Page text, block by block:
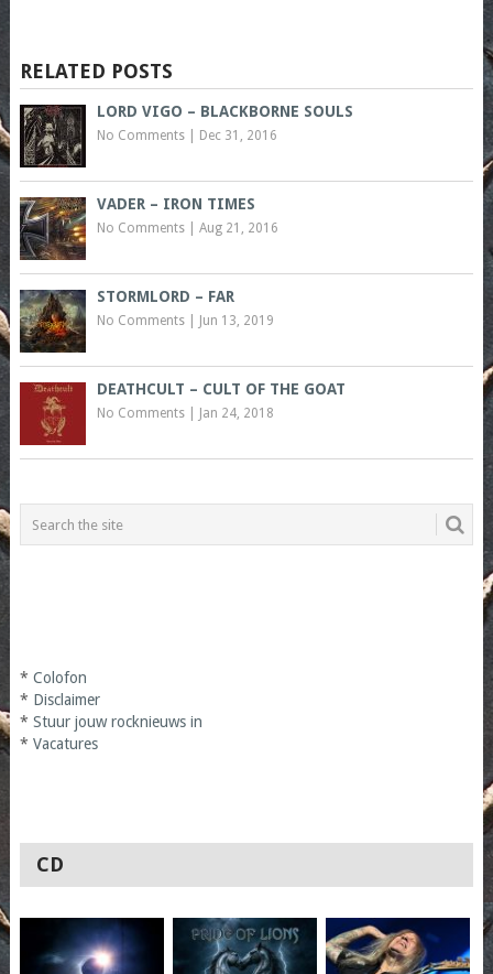
RELATED POSTS
LORD VIGO – BLACKBORNE SOULS
No Comments| Dec 31, 2016
VADER – IRON TIMES
No Comments| Aug 21, 2016
STORMLORD – FAR
No Comments| Jun 13, 2019
DEATHCULT – CULT OF THE GOAT
No Comments| Jan 24, 2018
* Colofon
* Disclaimer
* Stuur jouw rocknieuws in
* Vacatures
CD